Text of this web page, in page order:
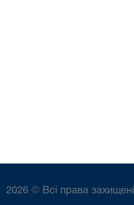
2026 © Всі права захищені